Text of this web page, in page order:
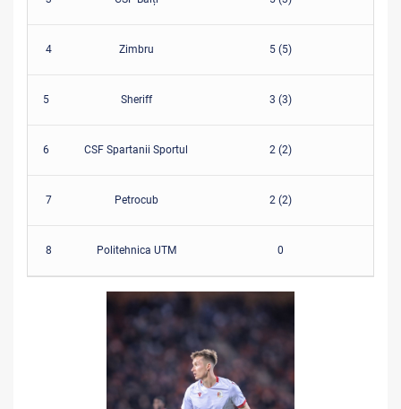
4 Zimbru 5 (5)
5 Sheriff 3 (3)
6 CSF Spartanii Sportul 2 (2)
7 Petrocub 2 (2)
8 Politehnica UTM 0